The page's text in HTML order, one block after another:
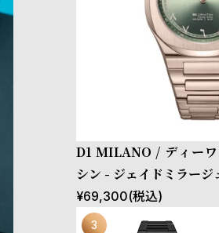
D1 MILANO / ディー
シン - ジェイドミラージ
¥69,300(税込)